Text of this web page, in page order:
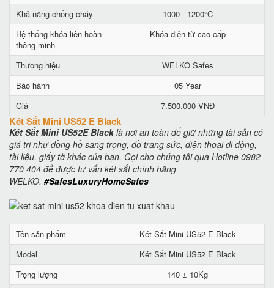
Khả năng chống cháy
1000 - 1200°C
Hệ thống khóa liên hoàn
thông minh
Khóa điện tử cao cấp
Thương hiệu
WELKO Safes
Bảo hành
05 Year
Giá
7.500.000 VNĐ
Két Sắt Mini US52 E Black
Két Sắt Mini US52E Blacklà nơi an toàn để giữ những tài sản có
giá trị như đồng hồ sang trọng, đồ trang sức, điện thoại di động,
tài liệu, giấy tờ khác của bạn. Gọi cho chúng tôi qua Hotline 0982
770 404 để được tư vấn két sắt chính hãng
WELKO. #SafesLuxuryHomeSafes
Tên sản phẩm
Két Sắt Mini US52 E Black
Model
Két Sắt Mini US52 E Black
Trọng lượng
140 ± 10Kg